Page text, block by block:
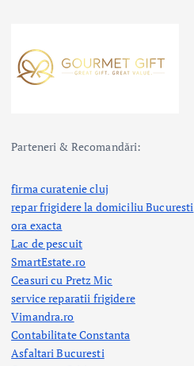
Parteneri & Recomandări:
firma curatenie cluj
repar frigidere la domiciliu Bucuresti
ora exacta
Lac de pescuit
SmartEstate.ro
Ceasuri cu Pretz Mic
service reparatii frigidere
Vimandra.ro
Contabilitate Constanta
Asfaltari Bucuresti